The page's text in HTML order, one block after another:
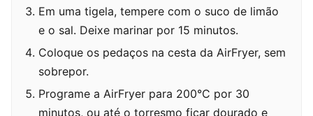
Em uma tigela, tempere com o suco de limão
e o sal. Deixe marinar por 15 minutos.
Coloque os pedaços na cesta da AirFryer, sem
sobrepor.
Programe a AirFryer para 200°C por 30
minutos, ou até o torresmo ficar dourado e